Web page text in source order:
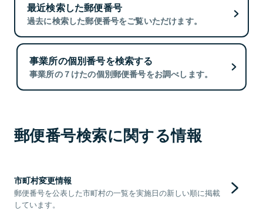
最近検索した郵便番号
過去に検索した郵便番号をご覧いただけます。
事業所の個別番号を検索する
事業所の７けたの個別郵便番号をお調べします。
郵便番号検索に関する情報
市町村変更情報
郵便番号を公表した市町村の一覧を実施日の新しい順に掲載
しています。